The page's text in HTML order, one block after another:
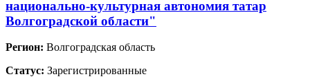
национально-культурная автономия татар
Волгоградской области"
Регион: Волгоградская область
Статус: Зарегистрированные